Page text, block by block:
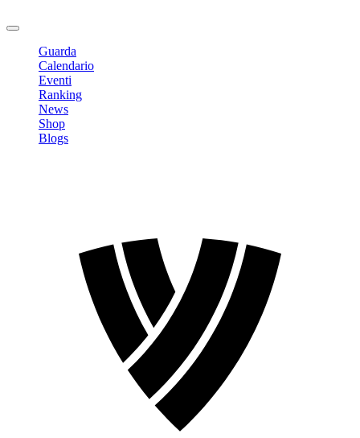
Guarda
Calendario
Eventi
Ranking
News
Shop
Blogs